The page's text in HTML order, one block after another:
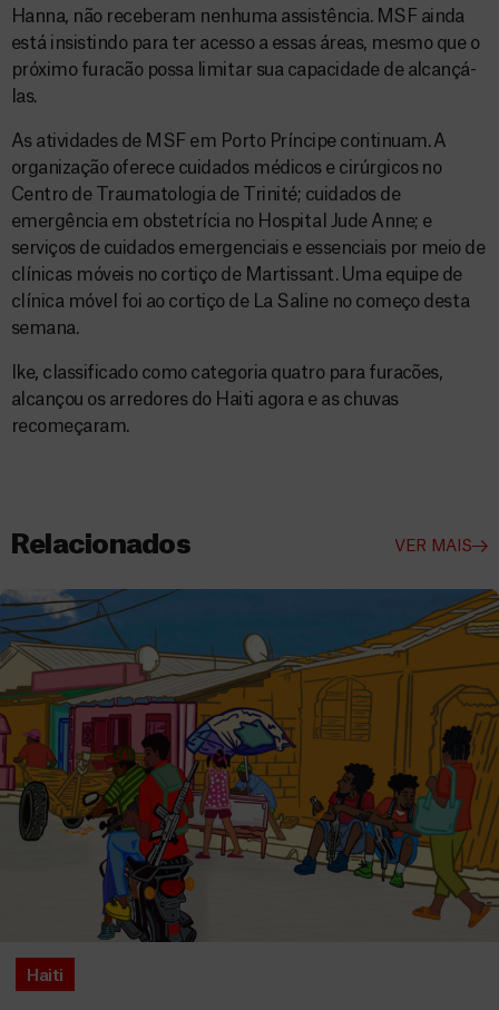
Hanna, não receberam nenhuma assistência. MSF ainda
está insistindo para ter acesso a essas áreas, mesmo que o
próximo furacão possa limitar sua capacidade de alcançá-
las.
As atividades de MSF em Porto Príncipe continuam. A
organização oferece cuidados médicos e cirúrgicos no
Centro de Traumatologia de Trinité; cuidados de
emergência em obstetrícia no Hospital Jude Anne; e
serviços de cuidados emergenciais e essenciais por meio de
clínicas móveis no cortiço de Martissant. Uma equipe de
clínica móvel foi ao cortiço de La Saline no começo desta
semana.
Ike, classificado como categoria quatro para furacões,
alcançou os arredores do Haiti agora e as chuvas
recomeçaram.
Relacionados VER MAIS
Haiti